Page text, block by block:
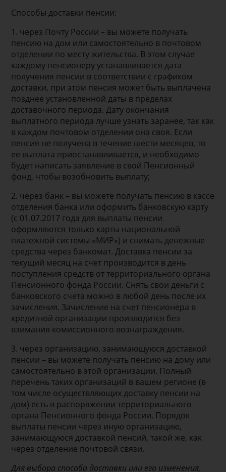
Способы доставки пенсии:
1. через Почту России – вы можете получать
пенсию на дом или самостоятельно в почтовом
отделении по месту жительства. В этом случае
каждому пенсионеру устанавливается дата
получения пенсии в соответствии с графиком
доставки, при этом пенсия может быть выплачена
позднее установленной даты в пределах
доставочного периода. Дату окончания
выплатного периода лучше узнать заранее, так как
в каждом почтовом отделении она своя. Если
пенсия не получена в течение шести месяцев, то
ее выплата приостанавливается, и необходимо
будет написать заявление в свой Пенсионный
фонд, чтобы возобновить выплату;
2. через банк – вы можете получать пенсию в кассе
отделения банка или оформить банковскую карту
(с 01.07.2017 года для выплаты пенсии
оформляются только карты национальной
платежной системы «МИР») и снимать денежные
средства через банкомат. Доставка пенсии за
текущий месяц на счет производится в день
поступления средств от территориального органа
Пенсионного фонда России. Снять свои деньги с
банковского счета можно в любой день после их
зачисления. Зачисление на счет пенсионера в
кредитной организации производится без
взимания комиссионного вознаграждения.
3. через организацию, занимающуюся доставкой
пенсии – вы можете получать пенсию на дому или
самостоятельно в этой организации. Полный
перечень таких организаций в вашем регионе (в
том числе осуществляющих доставку пенсии на
дом) есть в распоряжении территориального
органа Пенсионного фонда России. Порядок
выплаты пенсии через иную организацию,
занимающуюся доставкой пенсий, такой же, как
через отделение почтовой связи.
Для выбора способа доставки или его изменения,